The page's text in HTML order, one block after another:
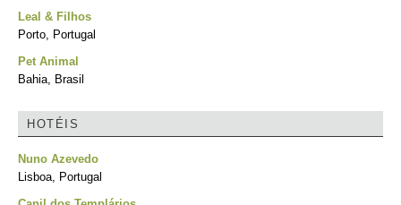
Leal & Filhos
Porto, Portugal
Pet Animal
Bahia, Brasil
HOTÉIS
Nuno Azevedo
Lisboa, Portugal